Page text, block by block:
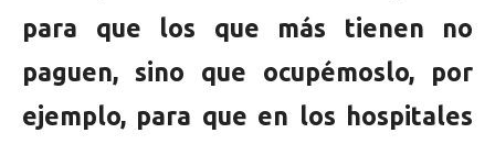
para que los que más tienen no
paguen, sino que ocupémoslo, por
ejemplo, para que en los hospitales